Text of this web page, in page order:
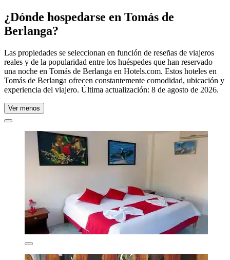
¿Dónde hospedarse en Tomás de
Berlanga?
Las propiedades se seleccionan en función de reseñas de viajeros
reales y de la popularidad entre los huéspedes que han reservado
una noche en Tomás de Berlanga en Hotels.com. Estos hoteles en
Tomás de Berlanga ofrecen constantemente comodidad, ubicación y
experiencia del viajero. Última actualización: 8 de agosto de 2026.
Ver menos